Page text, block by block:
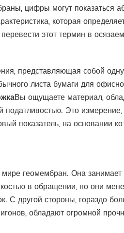
цифры могут
которая
этот термин в
представляющая собой
листа бумаги для
Вы ощущаете материал,
Это
показатель, на основании
геомембран. Она
в обращении, но они
С другой стороны, гораздо
обладают огромной